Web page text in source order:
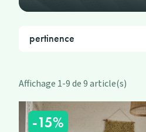
pertinence
Affichage 1-9 de 9 article(s)
-15%